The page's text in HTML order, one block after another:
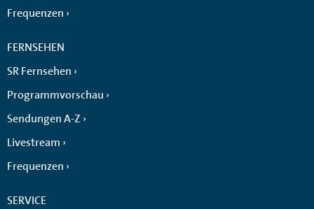
Frequenzen
FERNSEHEN
SR Fernsehen
Programmvorschau
Sendungen A-Z
Livestream
Frequenzen
SERVICE